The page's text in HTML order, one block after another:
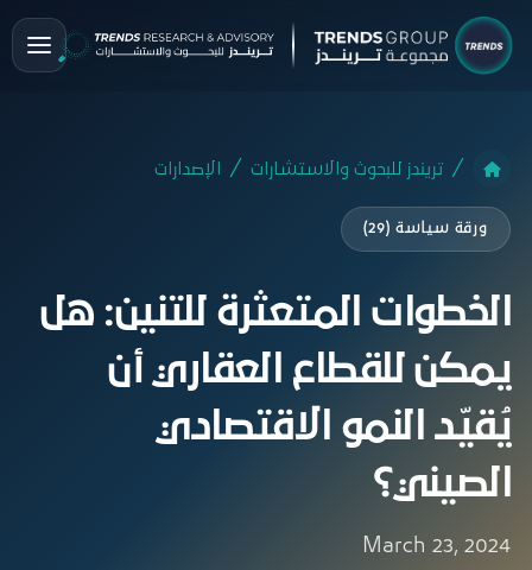
تريندز للبحوث والاستشارات الإصدارات
ورقة سياسة (29)
الخطوات المتعثرة للتنين: هل
يمكن للقطاع العقاري أن
يُقيّد النمو الاقتصادي
الصيني؟
March 23, 2024